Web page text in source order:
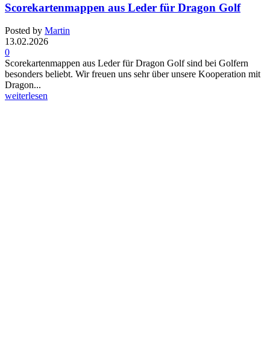
Scorekartenmappen aus Leder für Dragon Golf
Posted by Martin
13.02.2026
0
Scorekartenmappen aus Leder für Dragon Golf sind bei Golfern
besonders beliebt. Wir freuen uns sehr über unsere Kooperation mit
Dragon...
weiterlesen